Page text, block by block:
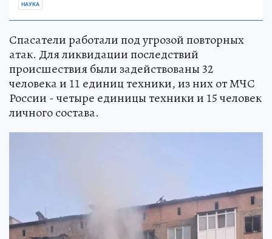
НАУКА
Спасатели работали под угрозой повторных
атак. Для ликвидации последствий
происшествия были задействованы 32
человека и 11 единиц техники, из них от МЧС
России - четыре единицы техники и 15 человек
личного состава.